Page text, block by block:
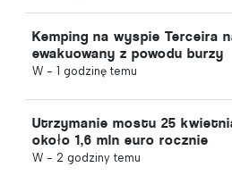
ziemi
Kemping na wyspie Terceira
ewakuowany z powodu burzy
W - 1 godzinę temu
Utrzymanie mostu 25
około 1,6 mln euro rocznie
W - 2 godziny temu